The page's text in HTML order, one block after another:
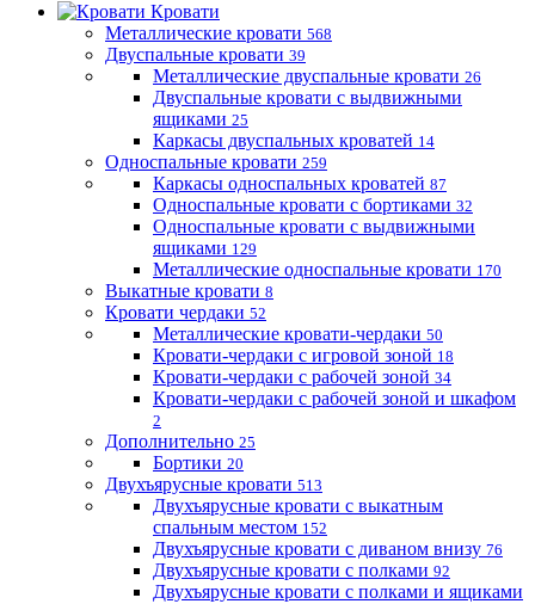
Кровати
Металлические кровати 568
Двуспальные кровати 39
Металлические двуспальные кровати 26
Двуспальные кровати с выдвижными
ящиками 25
Каркасы двуспальных кроватей 14
Односпальные кровати 259
Каркасы односпальных кроватей 87
Односпальные кровати с бортиками 32
Односпальные кровати с выдвижными
ящиками 129
Металлические односпальные кровати 170
Выкатные кровати 8
Кровати чердаки 52
Металлические кровати-чердаки 50
Кровати-чердаки с игровой зоной 18
Кровати-чердаки с рабочей зоной 34
Кровати-чердаки с рабочей зоной и шкафом
2
Дополнительно 25
Бортики 20
Двухъярусные кровати 513
Двухъярусные кровати с выкатным
спальным местом 152
Двухъярусные кровати с диваном внизу 76
Двухъярусные кровати с полками 92
Двухъярусные кровати с полками и ящиками